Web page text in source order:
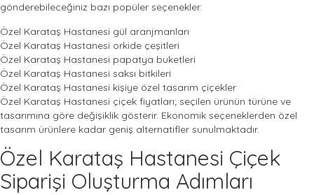
gönderebileceğiniz bazı popüler seçenekler:
Özel Karataş Hastanesi gül aranjmanları
Özel Karataş Hastanesi orkide çeşitleri
Özel Karataş Hastanesi papatya buketleri
Özel Karataş Hastanesi saksı bitkileri
Özel Karataş Hastanesi kişiye özel tasarım çiçekler
Özel Karataş Hastanesi çiçek fiyatları; seçilen ürünün türüne ve
tasarımına göre değişiklik gösterir. Ekonomik seçeneklerden özel
tasarım ürünlere kadar geniş alternatifler sunulmaktadır.
Özel Karataş Hastanesi Çiçek
Siparişi Oluşturma Adımları